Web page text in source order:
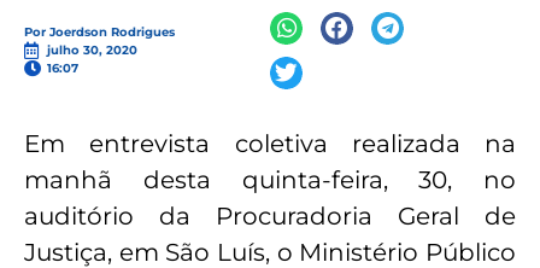
Por Joerdson Rodrigues
julho 30, 2020
16:07
Em entrevista coletiva realizada na
manhã desta quinta-feira, 30, no
auditório da Procuradoria Geral de
Justiça, em São Luís, o Ministério Público